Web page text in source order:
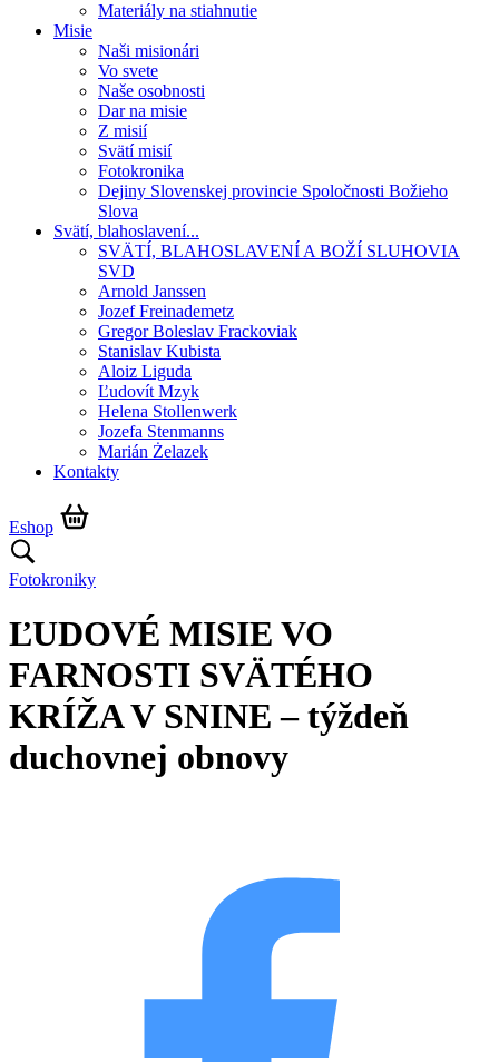
Materiály na stiahnutie
Misie
Naši misionári
Vo svete
Naše osobnosti
Dar na misie
Z misií
Svätí misií
Fotokronika
Dejiny Slovenskej provincie Spoločnosti Božieho
Slova
Svätí, blahoslavení...
SVÄTÍ, BLAHOSLAVENÍ A BOŽÍ SLUHOVIA
SVD
Arnold Janssen
Jozef Freinademetz
Gregor Boleslav Frackoviak
Stanislav Kubista
Aloiz Liguda
Ľudovít Mzyk
Helena Stollenwerk
Jozefa Stenmanns
Marián Żelazek
Kontakty
Eshop
Fotokroniky
ĽUDOVÉ MISIE VO
FARNOSTI SVÄTÉHO
KRÍŽA V SNINE – týždeň
duchovnej obnovy